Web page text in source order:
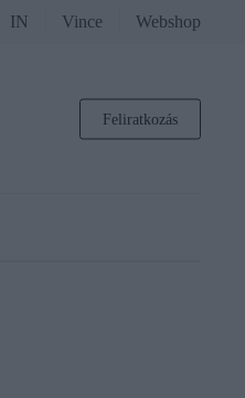
IN Vince Webshop
Feliratkozás